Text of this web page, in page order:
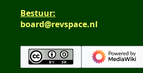
Bestuur:
board@revspace.nl